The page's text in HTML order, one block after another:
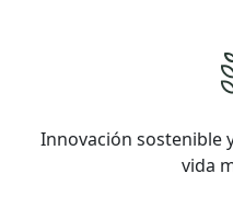
Innovación sostenible
vida